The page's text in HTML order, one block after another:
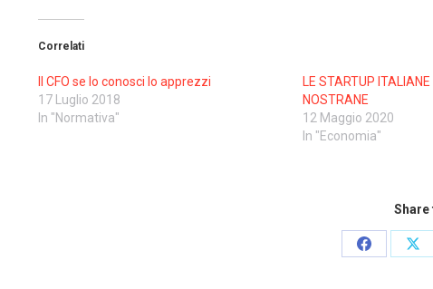
Correlati
Il CFO se lo conosci lo apprezzi
17 Luglio 2018
In "Normativa"
LE STARTUP
NOSTRANE
12 Maggio 2020
In "Economia"
Share
Share